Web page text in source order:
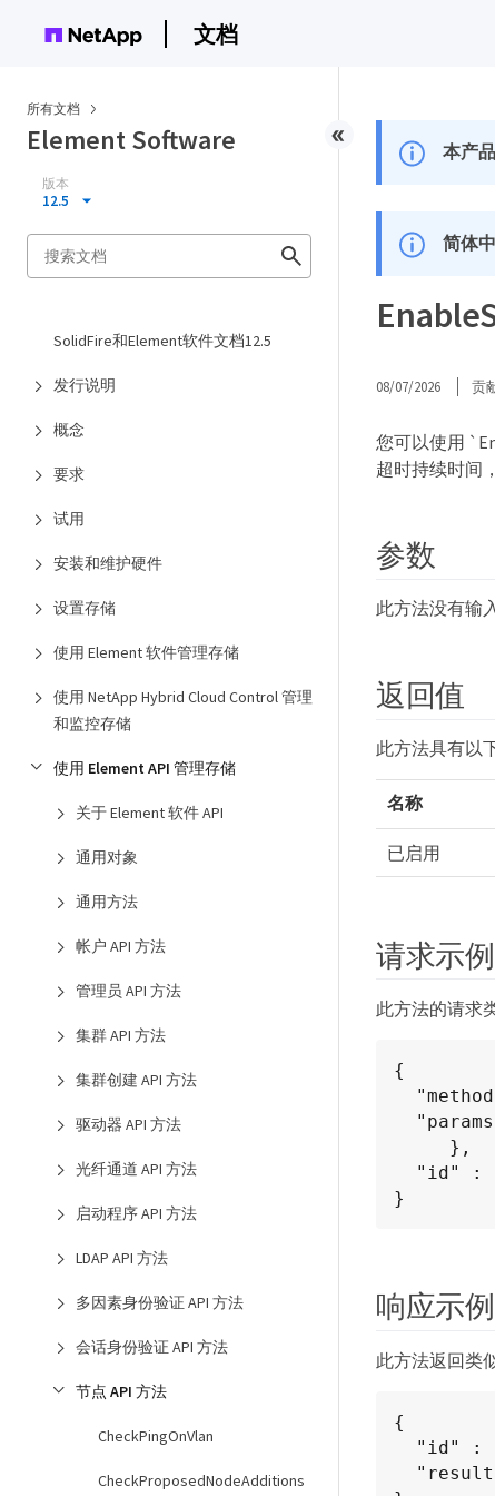
文档
所有文档
Element Software
版本
12.5
SolidFire和Element软件文档12.5
发行说明
概念
要求
试用
安装和维护硬件
设置存储
使用 Element 软件管理存储
使用 NetApp Hybrid Cloud Control 管理
和监控存储
使用 Element API 管理存储
关于 Element 软件 API
通用对象
通用方法
帐户 API 方法
管理员 API 方法
集群 API 方法
集群创建 API 方法
驱动器 API 方法
光纤通道 API 方法
启动程序 API 方法
LDAP API 方法
多因素身份验证 API 方法
会话身份验证 API 方法
节点 API 方法
CheckPingOnVlan
CheckProposedNodeAdditions
本产
简体
08/07/2026 贡
您可以使用
超时持续时间
参数
此方法没有输
返回值
此方法具有以
名称
已启用
请求示例
此方法的请求
{
}
响应示例
此方法返回类
{